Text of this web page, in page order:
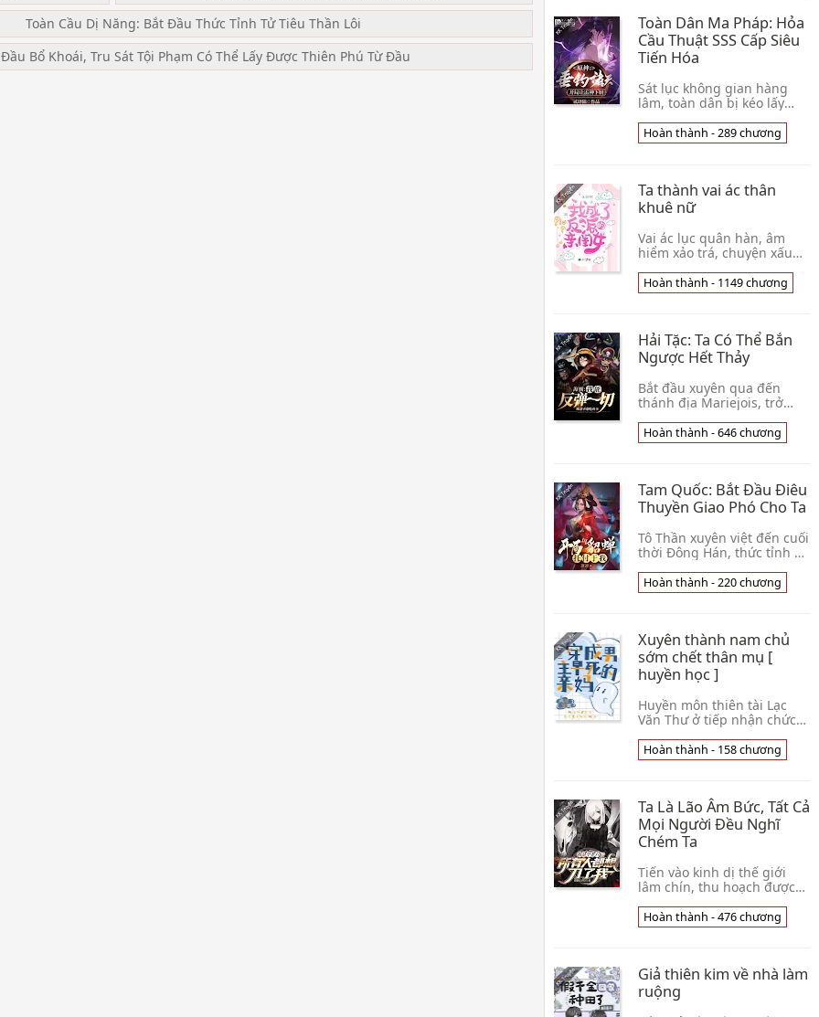
Toàn Cầu Dị Năng: Bắt Đầu Thức Tỉnh Tử Tiêu Thần Lôi
Bổ Khoái, Tru Sát Tội Phạm Có Thể Lấy Được Thiên Phú Từ Đầu
Toàn Dân Ma Pháp: Hỏa
Cầu Thuật SSS Cấp Siêu
Tiến Hóa
Sát lục không gian hàng
lâm, toàn dân bị kéo lấy
gian kỳ diệu, tràn đầy nồng
nặc Ma Pháp Nguyên Tố!
Hoàn thành - 289 chương
Ta thành vai ác thân
khuê nữ
Vai ác lục quân hàn, âm
hiểm xảo trá, chuyện xấu
trong, không người không
sợ. Nhưng cuối cùng lại
Hoàn thành - 1149 chương
Hải Tặc: Ta Có Thể Bắn
Ngược Hết Thảy
Bắt đầu xuyên qua đến
thánh địa Mariejois, trở
lệ. Tại Thiên Long Nhân
'Nhiệt tâm' trợ giúp dưới,
Hoàn thành - 646 chương
Tam Quốc: Bắt Đầu Điêu
Thuyền Giao Phó Cho Ta
Tô Thần xuyên việt đến cuối
thời Đông Hán, thức tỉnh Bá
hoạt danh nhân đồ giám hệ
thống, thu thập tam quốc
Hoàn thành - 220 chương
Xuyên thành nam chủ
sớm chết thân mụ [
huyền học ]
Huyền môn thiên tài Lạc
Văn Thư ở tiếp nhận chức
ngoài ý muốn xuyên tiến
trong tiểu thuyết, trở thành
Hoàn thành - 158 chương
Ta Là Lão Âm Bức, Tất Cả
Mọi Người Đều Nghĩ
Chém Ta
Tiến vào kinh dị thế giới
lâm chín, thu hoạch được
phú: Thận người thu thập.
Từ đây, ngay tại lão âm bức
Hoàn thành - 476 chương
Giả thiên kim về nhà làm
ruộng